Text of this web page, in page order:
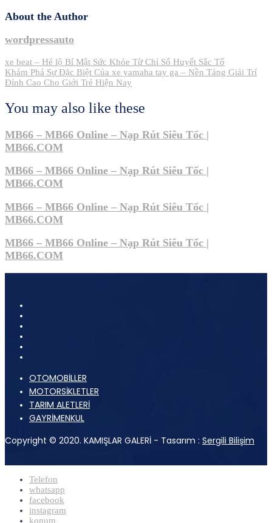
About the Author
wordpressauto
Post
navigation
xe beat – Hé lộ Bí Mật Sức Khỏe Từ Chỉ Số Huyết Sắc Tố
Khám Phá Sự Đặc Biệt Của xe yamaha tay ga – Nền Tảng Giải Trí
Đỉnh Cao Cho Giới Trẻ Hiện Nay
You may also like these
MB66 – MB66 Online – Nạp Rút Siêu Tốc |
MB66.COM
MB66 – MB66 Online – Nạp Rút Siêu Tốc |
MB66.COM
MB66 – MB66 Online – Nạp Rút Siêu Tốc |
MB66.COM
MB66 – MB66 Online – Nạp Rút Siêu Tốc |
MB66.COM
OTOMOBİLLER
MOTORSİKLETLER
TARIM ALETLERİ
GAYRİMENKUL
Copyright © 2020. KAMIŞLAR GALERİ - Tasarım : Sergili Bilişim
Telefon
whatsapp
facebook
instagram
konum